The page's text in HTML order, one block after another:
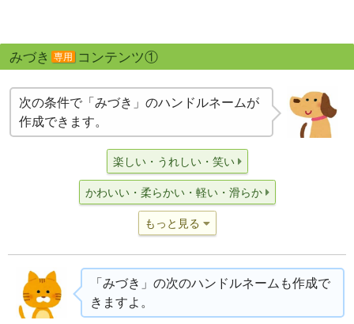
みづき 専用 コンテンツ①
次の条件で「みづき」のハンドルネームが
作成できます。
楽しい・うれしい・笑い
かわいい・柔らかい・軽い・滑らか
もっと見る
「みづき」の次のハンドルネームも作成で
きますよ。